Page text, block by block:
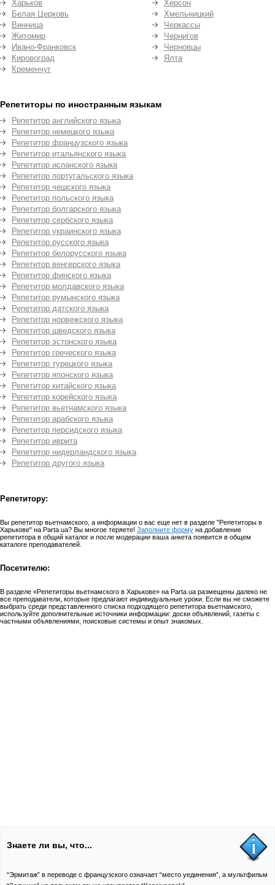
Харьков
Белая Церковь
Винница
Житомир
Ивано-Франковск
Кировоград
Кременчуг
Херсон
Хмельницкий
Черкассы
Чернигов
Черновцы
Ялта
Репетиторы по иностранным языкам
Репетитор английского языка
Репетитор немецкого языка
Репетитор французского языка
Репетитор итальянского языка
Репетитор испанского языка
Репетитор португальского языка
Репетитор чешского языка
Репетитор польского языка
Репетитор болгарского языка
Репетитор сербского языка
Репетитор украинского языка
Репетитор русского языка
Репетитор белорусского языка
Репетитор венгерского языка
Репетитор финского языка
Репетитор молдавского языка
Репетитор румынского языка
Репетитор датского языка
Репетитор норвежского языка
Репетитор шведского языка
Репетитор эстонского языка
Репетитор греческого языка
Репетитор турецкого языка
Репетитор японского языка
Репетитор китайского языка
Репетитор корейского языка
Репетитор вьетнамского языка
Репетитор арабского языка
Репетитор персидского языка
Репетитор иврита
Репетитор нидерландского языка
Репетитор другого языка
Репетитору:
Вы репетитор вьетнамского, а информации о вас еще нет в разделе "Репетиторы в
Харькове" на Parta.ua? Вы многое теряете! Заполните форму на добавление
репетитора в общий каталог и после модерации ваша анкета появится в общем
каталоге преподавателей.
Посетителю:
В разделе «Репетиторы вьетнамского в Харькове» на Parta.ua размещены далеко не
все преподаватели, которые предлагают индивидуальные уроки. Если вы не сможете
выбрать среди представленного списка подходящего репетитора вьетнамского,
используйте дополнительные источники информации: доски объявлений, газеты с
частными объявлениями, поисковые системы и опыт знакомых.
Знаете ли вы, что...
“Эрмитаж” в переводе с французского означает “место уединения”, а мультфильм